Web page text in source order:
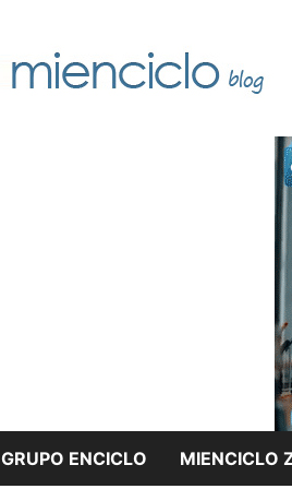
GRUPO ENCICLO MIENCICLO